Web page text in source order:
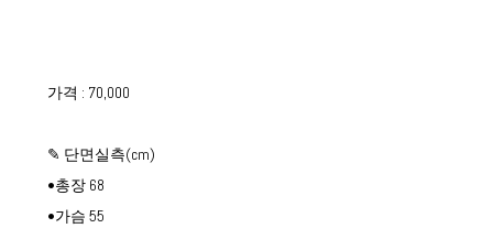
가격 : 70,000
✎ 단면실측(cm)
•총장 68
•가슴 55